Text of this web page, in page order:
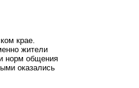
крае.
жители
норм общения
оказались